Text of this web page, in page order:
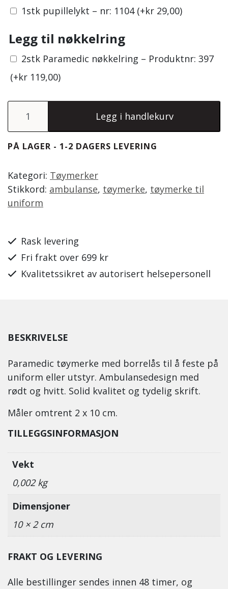
1stk pupillelykt – nr: 1104 (+kr 29,00)
Legg til nøkkelring
2stk Paramedic nøkkelring – Produktnr: 397
(+kr 119,00)
Legg i handlekurv
PÅ LAGER - 1-2 DAGERS LEVERING
Kategori: Tøymerker
Stikkord: ambulanse, tøymerke, tøymerke til
uniform
Rask levering
Fri frakt over 699 kr
Kvalitetssikret av autorisert helsepersonell
BESKRIVELSE
Paramedic tøymerke med borrelås til å feste på
uniform eller utstyr. Ambulansedesign med
rødt og hvitt. Solid kvalitet og tydelig skrift.
Måler omtrent 2 x 10 cm.
TILLEGGSINFORMASJON
Vekt
0,002 kg
Dimensjoner
10 × 2 cm
FRAKT OG LEVERING
Alle bestillinger sendes innen 48 timer, og